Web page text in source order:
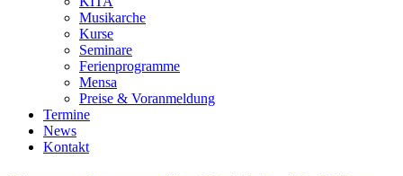
Musikarche
Kurse
Seminare
Ferienprogramme
Mensa
Preise & Voranmeldung
Termine
News
Kontakt